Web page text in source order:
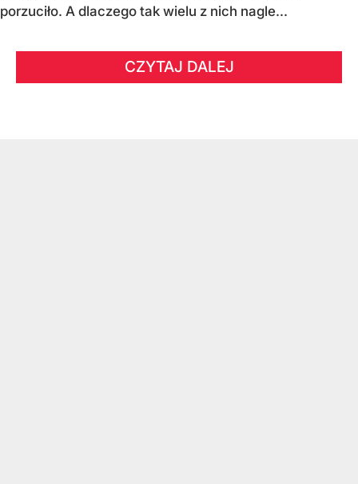
porzuciło. A dlaczego tak wielu z nich nagle...
CZYTAJ DALEJ